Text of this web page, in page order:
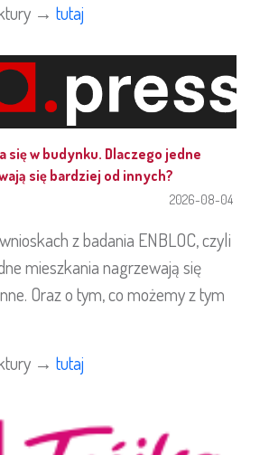
→ tutaj
się w budynku. Dlaczego jedne
się bardziej od innych?
2026-08-04
z badania ENBLOC, czyli
mieszkania nagrzewają się
Oraz o tym, co możemy z tym
→ tutaj